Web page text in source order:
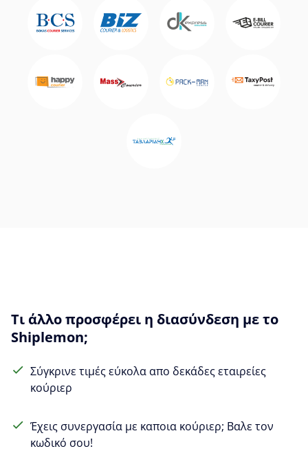
Τι άλλο προσφέρει η διασύνδεση με το
Shiplemon;
Σύγκρινε τιμές εύκολα απο δεκάδες εταιρείες
κούριερ
Έχεις συνεργασία με καποια κούριερ; Βαλε τον
κωδικό σου!